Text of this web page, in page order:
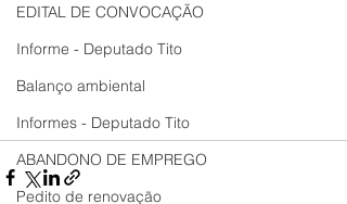
EDITAL DE CONVOCAÇÃO
Informe - Deputado Tito
Balanço ambiental
Informes - Deputado Tito
ABANDONO DE EMPREGO
Pedito de renovação